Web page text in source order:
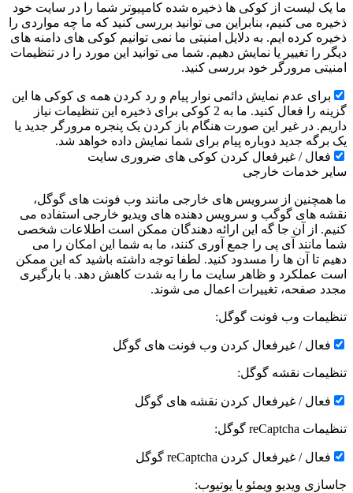
ما یک لیست از کوکی ها ذخیره شده کامپیوتر شما را در سایت خود
ذخیره می کنیم، بنابراین می توانید بررسی کنید که ما چه مواردی را
ذخیره کرده ایم. به دلایل امنیتی ما نمی توانیم کوکی های دامنه های
دیگر را تغییر یا نمایش دهیم. شما می توانید این مورد را در تنظیمات
امنیتی مرورگر خود بررسی کنید.
برای عدم نمایش دائمی نوار پیام و رد کردن همه ی کوکی ها این
گزینه را فعال کنید. ما به 2 کوکی برای ذخیره این تنظیمات نیاز
داریم. در غیر این صورت هنگام باز کردن یک پنجره مرورگر جدید یا
یک برگه جدید دوباره پیام برای شما نمایش داده خواهد شد.
فعال / غیرفعال کردن کوکی های ضروری سایت
سایر خدمات خارجی
ما همچنین از سرویس های خارجی مانند وب فونت های گوگل،
نقشه های گوگب و سرویس دهنده های ویدیو خارجی استفاده می
کنیم. از آن جا گه این ارائه دهندگان ممکن است اطلاعات شخصی
شما مانند آی پی را جمع آوری کنند، ما به شما این امکان را می
دهیم تا آن ها را مسدود کنید. لطفا توجه داشته باشید که این ممکن
است عملکرد و ظاهر سایت ما را به شدت کاهش دهد. با بارگیری
مجدد صفحه، تغییرات اعمال می شوند.
تنظیمات وب فونت گوگل:
فعال / غیرفعال کردن وب فونت های گوگل
تنظیمات نقشه گوگل:
فعال / غیرفعال کردن نقشه های گوگل
تنظیمات reCaptcha گوگل:
فعال / غیرفعال کردن reCaptcha گوگل
جاسازی ویدیو ویمئو یا یوتیوب: